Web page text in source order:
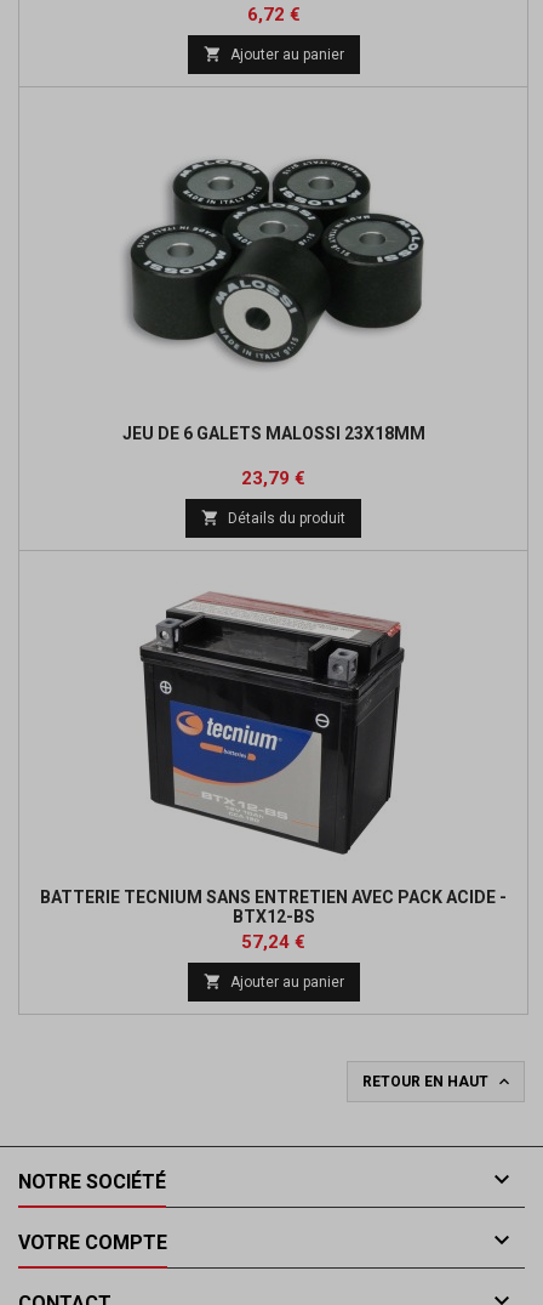
Prix
6,72 €Prix
base
 Ajouter au panier
JEU DE 6 GALETS MALOSSI 23X18MM
Prix
23,79 €
 Détails du produit
BATTERIE TECNIUM SANS ENTRETIEN AVEC PACK ACIDE -
BTX12-BS
Prix
57,24 €
 Ajouter au panier
RETOUR EN HAUT 
NOTRE SOCIÉTÉ 
VOTRE COMPTE 